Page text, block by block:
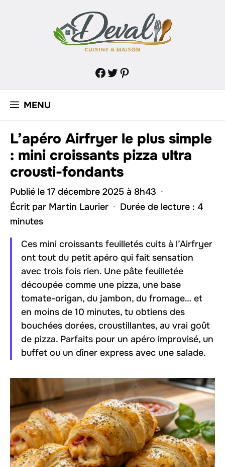
Facebook
Twitter
Pinterest
MENU
L’apéro Airfryer le plus simple
: mini croissants pizza ultra
crousti-fondants
Publié le 17 décembre 2025 à 8h43 ·
Écrit par Martin Laurier · Durée de lecture : 4
minutes
Ces mini croissants feuilletés cuits à l’Airfryer
ont tout du petit apéro qui fait sensation
avec trois fois rien. Une pâte feuilletée
découpée comme une pizza, une base
tomate-origan, du jambon, du fromage… et
en moins de 10 minutes, tu obtiens des
bouchées dorées, croustillantes, au vrai goût
de pizza. Parfaits pour un apéro improvisé, un
buffet ou un dîner express avec une salade.